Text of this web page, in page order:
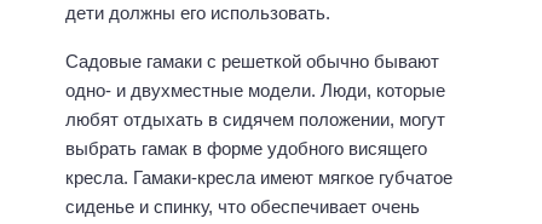
дети должны его использовать.
Садовые гамаки с решеткой обычно бывают
одно- и двухместные модели. Люди, которые
любят отдыхать в сидячем положении, могут
выбрать гамак в форме удобного висящего
кресла. Гамаки-кресла имеют мягкое губчатое
сиденье и спинку, что обеспечивает очень